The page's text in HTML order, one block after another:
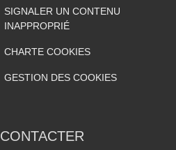
SIGNALER UN CONTENU
INAPPROPRIÉ
CHARTE COOKIES
GESTION DES COOKIES